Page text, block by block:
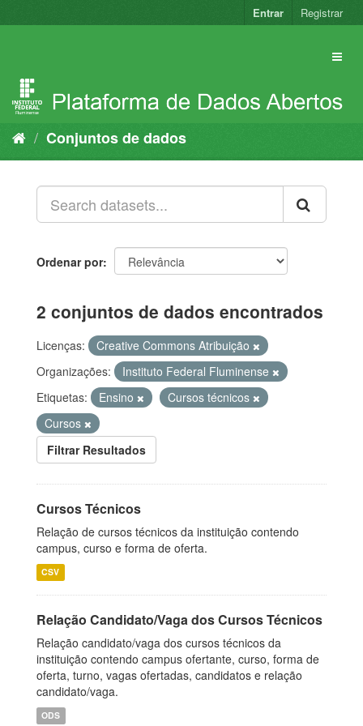
para
Entrar Registrar
Conjuntos de dados
Ordenar por
2 conjuntos de dados encontrados
Licenças:
Creative Commons Atribuição
Organizações:
Instituto Federal Fluminense
Etiquetas:
Ensino
Cursos técnicos
Cursos
Filtrar Resultados
Cursos Técnicos
Relação de cursos técnicos da instituição contendo
campus, curso e forma de oferta.
CSV
Relação Candidato/Vaga dos Cursos Técnicos
Relação candidato/vaga dos cursos técnicos da
instituição contendo campus ofertante, curso, forma de
oferta, turno, vagas ofertadas, candidatos e relação
candidato/vaga.
ODS